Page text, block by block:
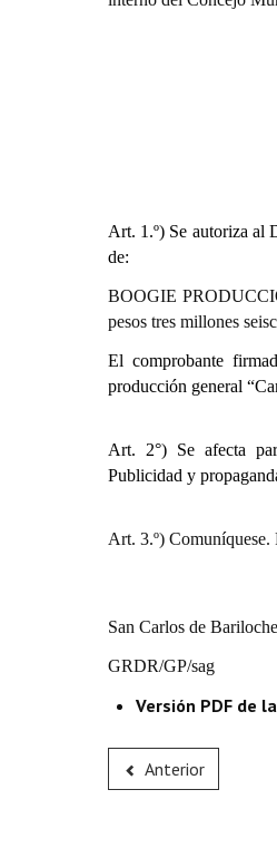
Art. 1.º) Se autoriza al
de:
BOOGIE
pesos tres
El comprobante
producción general
Art. 2°) Se afecta
Publicidad y
Art. 3.º)
San Carlos de
GRDR/GP/sag
Versión PDF de
Anterior